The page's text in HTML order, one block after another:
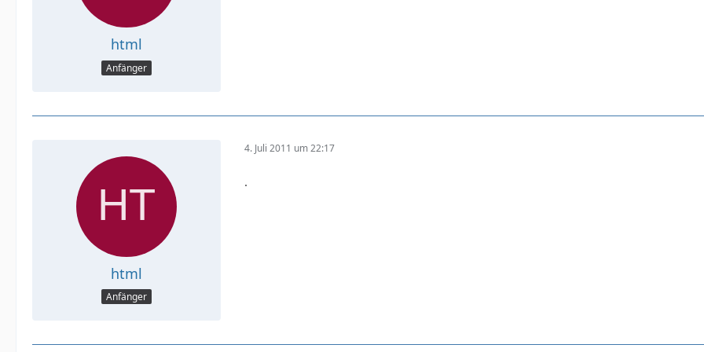
html
Anfänger
html
Anfänger
4. Juli 2011 um 22:17
.